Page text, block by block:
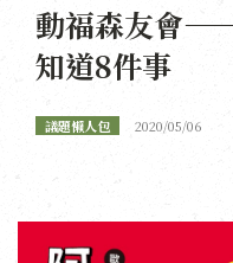
動福森友會
知道8件事
議題懶人包 2020/05/06